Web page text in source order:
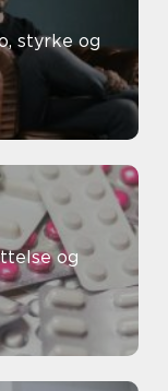
styrke og
og